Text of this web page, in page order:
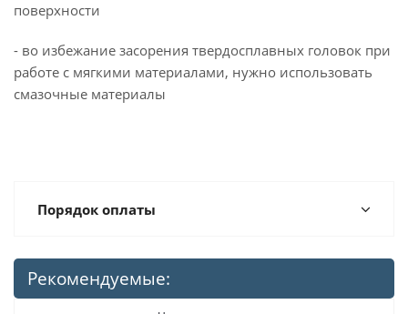
поверхности
- во избежание засорения твердосплавных головок при
работе с мягкими материалами, нужно использовать
смазочные материалы
Порядок оплаты
Рекомендуемые: